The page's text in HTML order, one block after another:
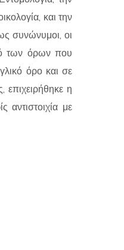
και την
συνώνυμοι, οι
των όρων που
όρο και σε
επιχειρήθηκε η
με